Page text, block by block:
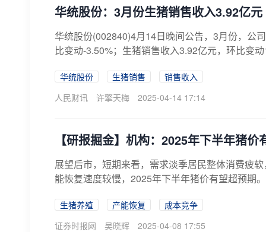
华统股份：3月份生猪销售收入3.92亿
华统股份(002840)4月14日晚间公告，3月份，公
比变动-3.50%；生猪销售收入3.92亿元，环比变
华统股份 生猪销售
销售收入
人民财讯
许擎天梅 2025-04-14 17:14
【研报掘金】机构：2025年下半年猪价
展望后市，短期来看，需求淡季居民整体消费疲
能恢复速度较慢，2025年下半年猪价有望超预期。
生猪养殖 产能恢复
成本竞争
证券时报网
吴晓辉 2025-04-08 17:55